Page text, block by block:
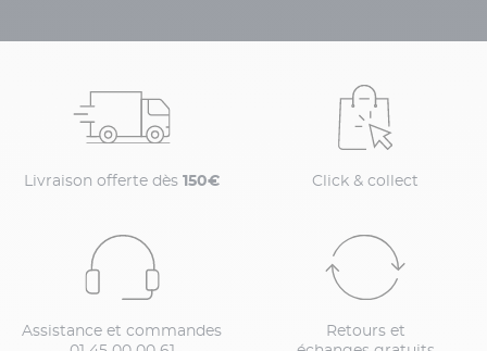
Livraison offerte dès 150€ Click & collect
Assistance et commandes
Retours et